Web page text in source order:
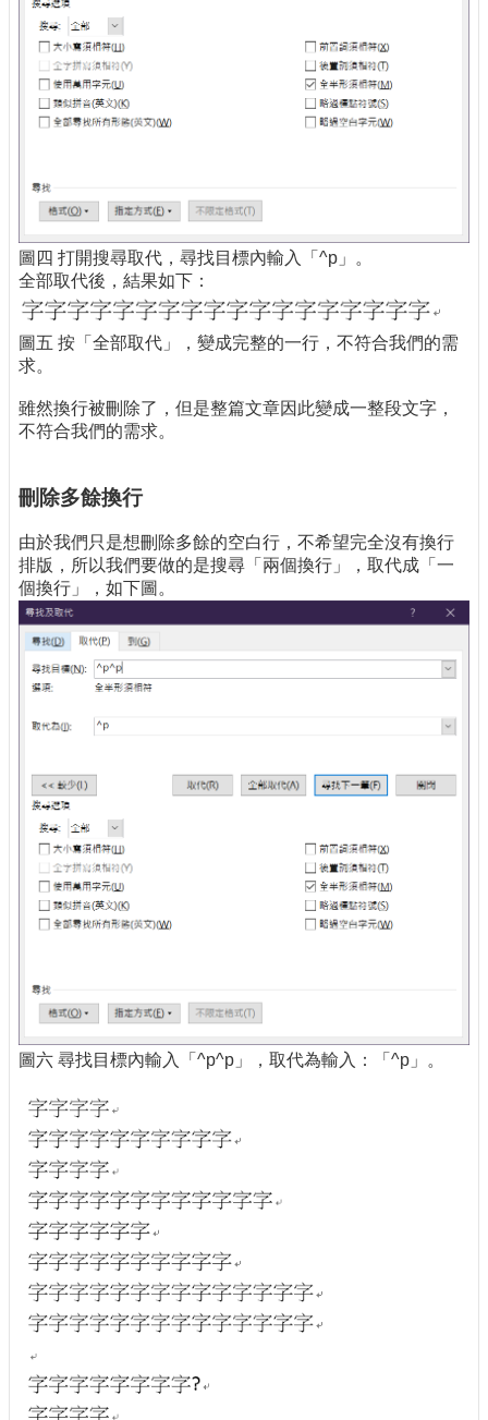
圖四 打開搜尋取代，尋找目標內輸入「^p」。
全部取代後，結果如下：
圖五 按「全部取代」，變成完整的一行，不符合我們的需
求。
雖然換行被刪除了，但是整篇文章因此變成一整段文字，
不符合我們的需求。
刪除多餘換行
由於我們只是想刪除多餘的空白行，不希望完全沒有換行
排版，所以我們要做的是搜尋「兩個換行」，取代成「一
個換行」，如下圖。
圖六 尋找目標內輸入「^p^p」，取代為輸入：「^p」。